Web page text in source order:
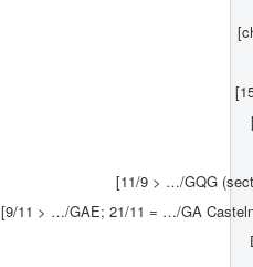
[11/9 > …/GQG
[9/11 > …/GAE; 21/11 = …/GA